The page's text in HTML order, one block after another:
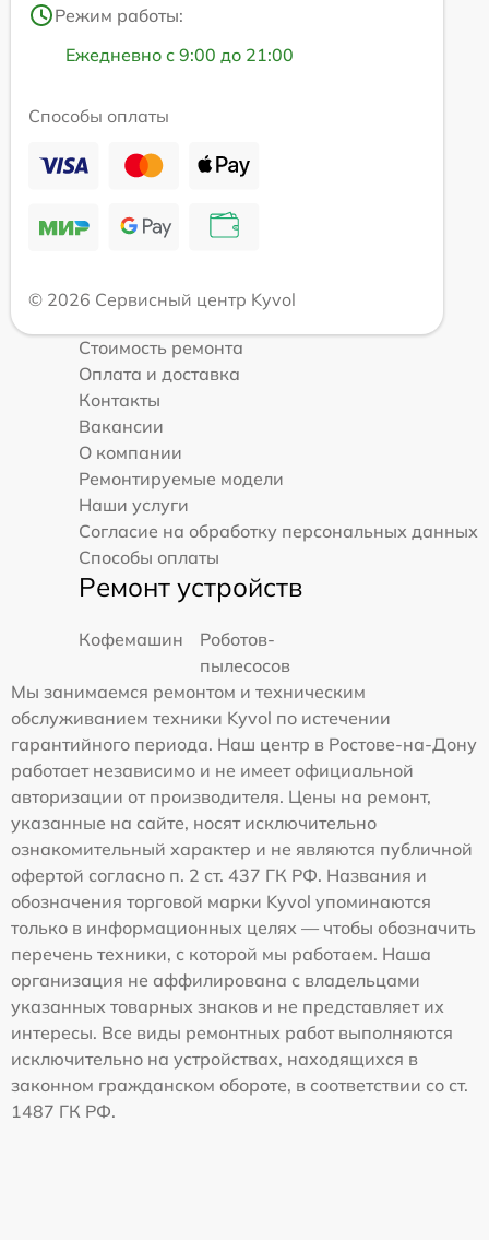
Режим работы:
Ежедневно с 9:00 до 21:00
Способы оплаты
© 2026 Сервисный центр Kyvol
Стоимость ремонта
Оплата и доставка
Контакты
Вакансии
О компании
Ремонтируемые модели
Наши услуги
Согласие на обработку персональных данных
Способы оплаты
Ремонт устройств
Кофемашин
Роботов-
пылесосов
Мы занимаемся ремонтом и техническим
обслуживанием техники Kyvol по истечении
гарантийного периода. Наш центр в Ростове-на-Дону
работает независимо и не имеет официальной
авторизации от производителя. Цены на ремонт,
указанные на сайте, носят исключительно
ознакомительный характер и не являются публичной
офертой согласно п. 2 ст. 437 ГК РФ. Названия и
обозначения торговой марки Kyvol упоминаются
только в информационных целях — чтобы обозначить
перечень техники, с которой мы работаем. Наша
организация не аффилирована с владельцами
указанных товарных знаков и не представляет их
интересы. Все виды ремонтных работ выполняются
исключительно на устройствах, находящихся в
законном гражданском обороте, в соответствии со ст.
1487 ГК РФ.